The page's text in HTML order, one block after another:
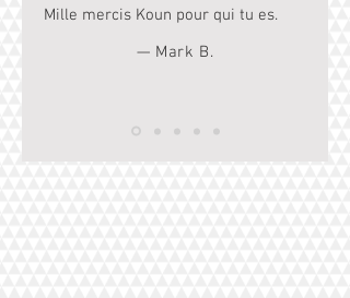
Mille mercis Koun pour qui tu es.
— Mark B.